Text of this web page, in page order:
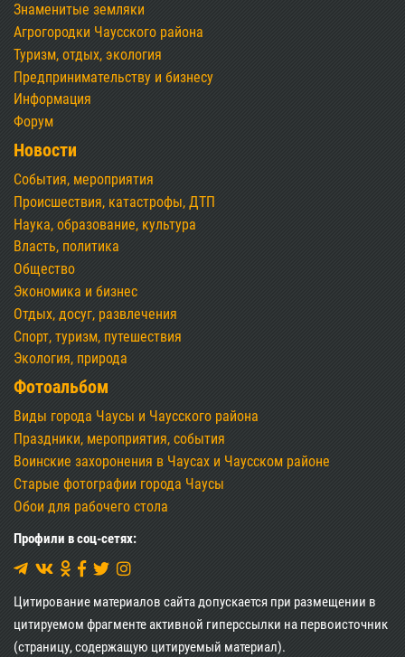
Знаменитые земляки
Агрогородки Чаусского района
Туризм, отдых, экология
Предпринимательству и бизнесу
Информация
Форум
Новости
События, мероприятия
Происшествия, катастрофы, ДТП
Наука, образование, культура
Власть, политика
Общество
Экономика и бизнес
Отдых, досуг, развлечения
Спорт, туризм, путешествия
Экология, природа
Фотоальбом
Виды города Чаусы и Чаусского района
Праздники, мероприятия, события
Воинские захоронения в Чаусах и Чаусском районе
Старые фотографии города Чаусы
Обои для рабочего стола
Профили в соц-сетях:
Цитирование материалов сайта допускается при размещении в
цитируемом фрагменте активной гиперссылки на первоисточник
(страницу, содержащую цитируемый материал).